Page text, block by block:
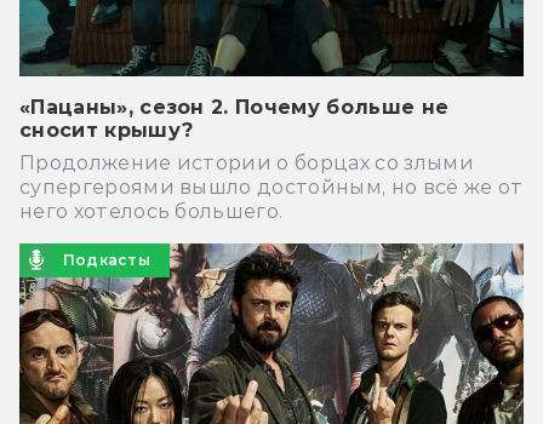
«Пацаны», сезон 2. Почему больше не
сносит крышу?
Продолжение истории о борцах со злыми
супергероями вышло достойным, но всё же от
него хотелось большего.
Подкасты